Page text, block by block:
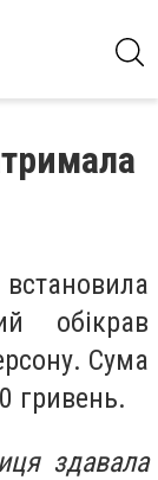
обікрав
Сума
гривень.
здавала